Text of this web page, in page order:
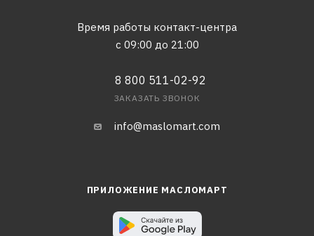
Время работы контакт-центра
с 09:00 до 21:00
8 800 511-02-92
ЗАКАЗАТЬ ЗВОНОК
info@maslomart.com
ПРИЛОЖЕНИЕ МАСЛОМАРТ